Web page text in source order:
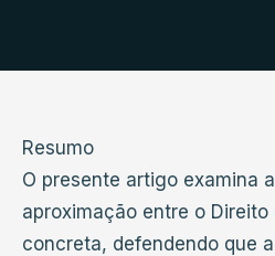
Resumo
O presente artigo examina
aproximação entre o Direito
concreta, defendendo que